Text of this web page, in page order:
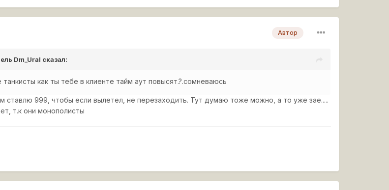
Автор
Dm_Ural сказал:
как ты тебе в клиенте тайм аут повысят.?.сомневаюсь
ставлю 999, чтобы если вылетел, не перезаходить. Тут думаю тоже можно, а то уже зае.....
т.к они монополисты